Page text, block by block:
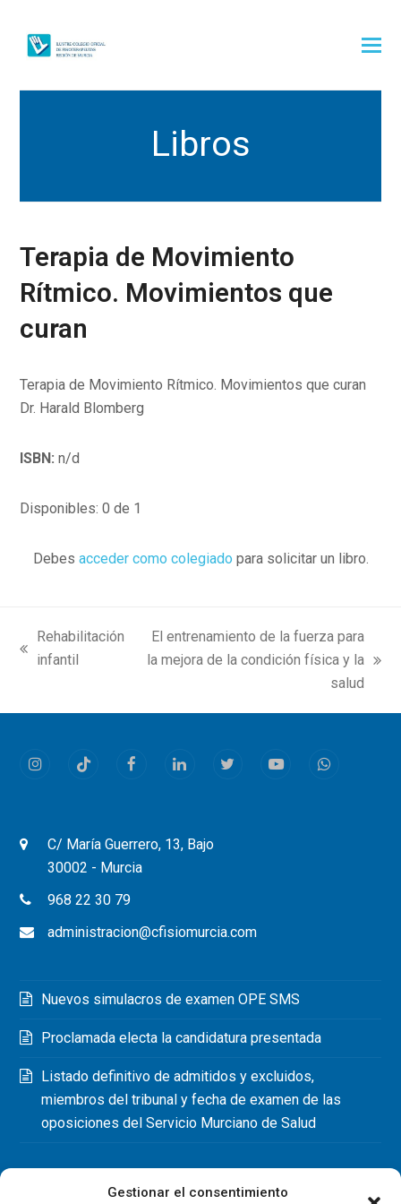
Gestionar el consentimiento
Libros
Terapia de Movimiento
Rítmico. Movimientos que
curan
Terapia de Movimiento Rítmico. Movimientos que curan
Dr. Harald Blomberg
ISBN: n/d
Disponibles: 0 de 1
Debes acceder como colegiado para solicitar un libro.
previous
Rehabilitación
infantil
next
El entrenamiento de la fuerza para
la mejora de la condición física y la
salud
InstagramTiktok FacebookLinkedInTwitterYoutubeWhatsapp
C/ María Guerrero, 13, Bajo
30002 - Murcia
968 22 30 79
administracion@cfisiomurcia.com
Nuevos simulacros de examen OPE SMS
Proclamada electa la candidatura presentada
Listado definitivo de admitidos y excluidos,
miembros del tribunal y fecha de examen de las
oposiciones del Servicio Murciano de Salud